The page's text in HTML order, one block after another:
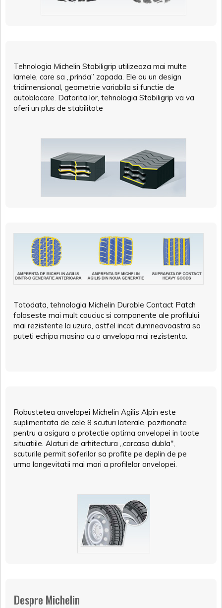
Tehnologia Michelin Stabiligrip utilizeaza mai multe
lamele, care sa „prinda” zapada. Ele au un design
tridimensional, geometrie variabila si functie de
autoblocare. Datorita lor, tehnologia Stabiligrip va va
oferi un plus de stabilitate
Totodata, tehnologia Michelin Durable Contact Patch
foloseste mai mult cauciuc si componente ale profilului
mai rezistente la uzura, astfel incat dumneavoastra sa
puteti echipa masina cu o anvelopa mai rezistenta.
Robustetea anvelopei Michelin Agilis Alpin este
suplimentata de cele 8 scuturi laterale, pozitionate
pentru a asigura o protectie optima anvelopei in toate
situatiile. Alaturi de arhitectura „carcasa dubla",
scuturile permit soferilor sa profite pe deplin de pe
urma longevitatii mai mari a profilelor anvelopei.
Despre Michelin